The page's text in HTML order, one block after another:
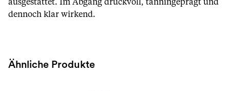
ausgestattet. Im Abgang druckvoll, tanningeprägt und
dennoch klar wirkend.
Ähnliche Produkte